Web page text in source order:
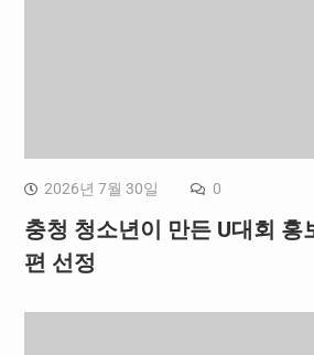
2026년 7월 30일 0
충청 청소년이 만든 U대회
편 선정